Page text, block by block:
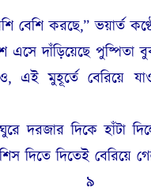
বেশি করছে,” ভয়ার্ত
দাঁড়িয়েছে পুষ্পিতা
এই মুহূর্তে বেরিয়ে
ঘুরে দরজার দিকে হাঁটা
দিতে দিতেই বেরিয়ে
৯